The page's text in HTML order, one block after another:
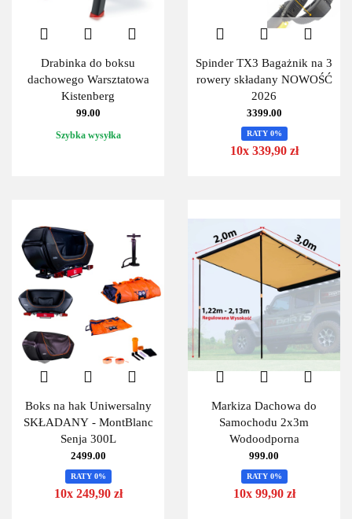
Drabinka do boksu
dachowego Warsztatowa
Kistenberg
99.00
Szybka wysyłka
Spinder TX3 Bagażnik na 3
rowery składany NOWOŚĆ
2026
3399.00
RATY 0%
10x 339,90 zł
Boks na hak Uniwersalny
SKŁADANY - MontBlanc
Senja 300L
2499.00
RATY 0%
10x 249,90 zł
Markiza Dachowa do
Samochodu 2x3m
Wodoodporna
999.00
RATY 0%
10x 99,90 zł